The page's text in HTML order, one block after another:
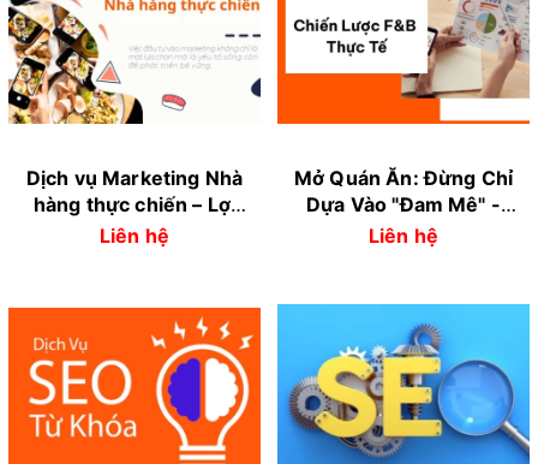
Dịch vụ Marketing Nhà
hàng thực chiến – Lợi
thế độc quyền từ vận
Liên hệ
Mở Quán Ăn: Đừng Chỉ
Dựa Vào "Đam Mê" -
Hãy Bắt Đầu Bằng Một
Liên hệ